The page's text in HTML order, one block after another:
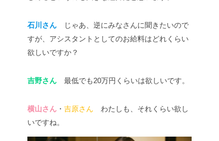
石川さん じゃあ、逆にみなさんに聞きたいので
すが、アシスタントとしてのお給料はどれくらい
欲しいですか？
吉野さん 最低でも20万円くらいは欲しいです。
横山さん ・ 吉原さん わたしも、それくらい欲し
いですね。